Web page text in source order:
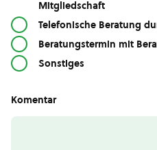
Mitgliedschaft
Telefonische Beratung
Beratungstermin mit
Sonstiges
Komentar